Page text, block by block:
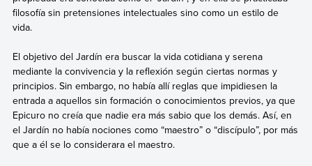
filosofía sin pretensiones intelectuales sino como un estilo de
vida.
El objetivo del Jardín era buscar la vida cotidiana y serena
mediante la convivencia y la reflexión según ciertas normas y
principios. Sin embargo, no había allí reglas que impidiesen la
entrada a aquellos sin formación o conocimientos previos, ya que
Epicuro no creía que nadie era más sabio que los demás. Así, en
el Jardín no había nociones como “maestro” o “discípulo”, por más
que a él se lo considerara el maestro.